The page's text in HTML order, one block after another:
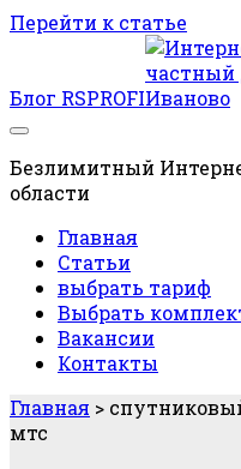
Перейти к статье
Блог RSPROFI
Безлимитный
области
Главная
Статьи
выбрать тариф
Выбрать
Вакансии
Контакты
Главная >
мтс